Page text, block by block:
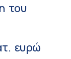
του
ευρώ